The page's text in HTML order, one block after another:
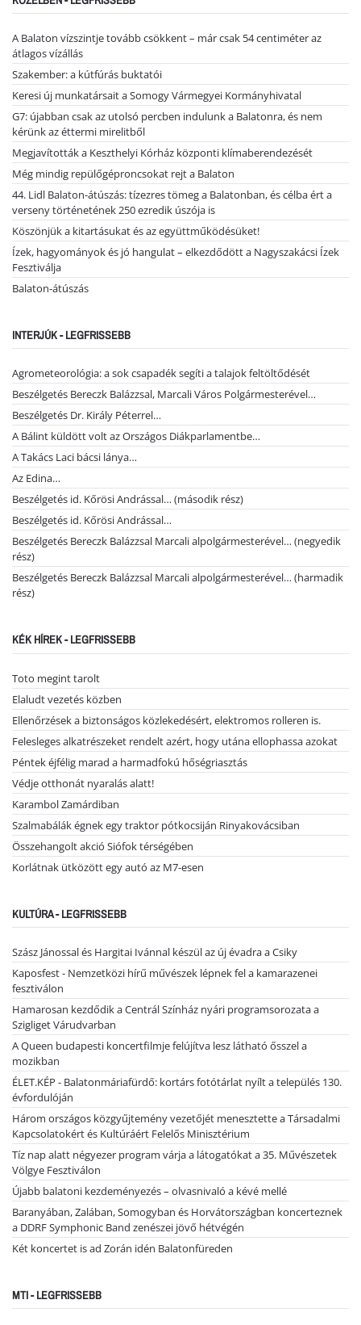
A Balaton vízszintje tovább csökkent – már csak 54 centiméter az
átlagos vízállás
Szakember: a kútfúrás buktatói
Keresi új munkatársait a Somogy Vármegyei Kormányhivatal
G7: újabban csak az utolsó percben indulunk a Balatonra, és nem
kérünk az éttermi mirelitből
Megjavították a Keszthelyi Kórház központi klímaberendezését
Még mindig repülőgéproncsokat rejt a Balaton
44. Lidl Balaton-átúszás: tízezres tömeg a Balatonban, és célba ért a
verseny történetének 250 ezredik úszója is
Köszönjük a kitartásukat és az együttműködésüket!
Ízek, hagyományok és jó hangulat – elkezdődött a Nagyszakácsi Ízek
Fesztiválja
Balaton-átúszás
INTERJÚK - LEGFRISSEBB
Agrometeorológia: a sok csapadék segíti a talajok feltöltődését
Beszélgetés Bereczk Balázzsal, Marcali Város Polgármesterével…
Beszélgetés Dr. Király Péterrel…
A Bálint küldött volt az Országos Diákparlamentbe…
A Takács Laci bácsi lánya…
Az Edina…
Beszélgetés id. Kőrösi Andrással… (második rész)
Beszélgetés id. Kőrösi Andrással…
Beszélgetés Bereczk Balázzsal Marcali alpolgármesterével… (negyedik
rész)
Beszélgetés Bereczk Balázzsal Marcali alpolgármesterével… (harmadik
rész)
KÉK HÍREK - LEGFRISSEBB
Toto megint tarolt
Elaludt vezetés közben
Ellenőrzések a biztonságos közlekedésért, elektromos rolleren is.
Felesleges alkatrészeket rendelt azért, hogy utána ellophassa azokat
Péntek éjfélig marad a harmadfokú hőségriasztás
Védje otthonát nyaralás alatt!
Karambol Zamárdiban
Szalmabálák égnek egy traktor pótkocsiján Rinyakovácsiban
Összehangolt akció Siófok térségében
Korlátnak ütközött egy autó az M7-esen
KULTÚRA - LEGFRISSEBB
Szász Jánossal és Hargitai Ivánnal készül az új évadra a Csiky
Kaposfest - Nemzetközi hírű művészek lépnek fel a kamarazenei
fesztiválon
Hamarosan kezdődik a Centrál Színház nyári programsorozata a
Szigliget Várudvarban
A Queen budapesti koncertfilmje felújítva lesz látható ősszel a
mozikban
ÉLET.KÉP - Balatonmáriafürdő: kortárs fotótárlat nyílt a település 130.
évfordulóján
Három országos közgyűjtemény vezetőjét menesztette a Társadalmi
Kapcsolatokért és Kultúráért Felelős Minisztérium
Tíz nap alatt négyezer program várja a látogatókat a 35. Művészetek
Völgye Fesztiválon
Újabb balatoni kezdeményezés – olvasnivaló a kévé mellé
Baranyában, Zalában, Somogyban és Horvátországban koncerteznek
a DDRF Symphonic Band zenészei jövő hétvégén
Két koncertet is ad Zorán idén Balatonfüreden
MTI - LEGFRISSEBB